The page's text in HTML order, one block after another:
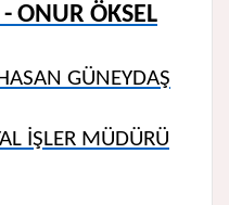
ONUR ÖKSEL
GÜNEYDAŞ
İŞLER MÜDÜRÜ